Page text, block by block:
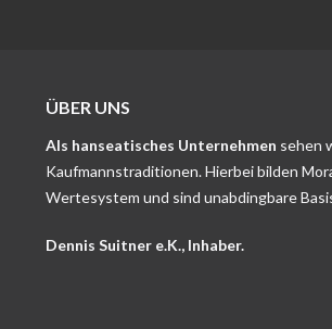
ÜBER UNS
Als hanseatisches Unternehmen sehen
Kaufmannstraditionen. Hierbei bilden
Wertesystem und sind unabdingbare
Dennis Suitner e.K., Inhaber.